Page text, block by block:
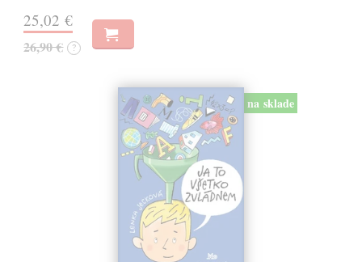
25,02 €
26,90 € ?
na sklade